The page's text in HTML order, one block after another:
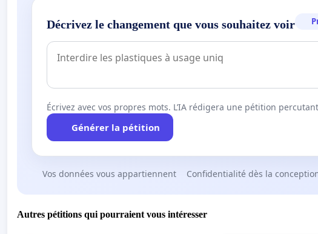
Décrivez le changement que vous souhaitez voir
Écrivez avec vos propres mots. L’IA rédigera une pétition
Générer la pétition
Vos données vous appartiennent Confidentialité dès la
Autres pétitions qui pourraient vous intéresser